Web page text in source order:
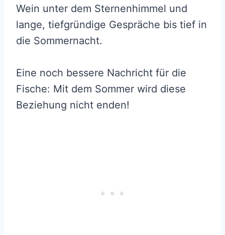
Wein unter dem Sternenhimmel und
lange, tiefgründige Gespräche bis tief in
die Sommernacht.
Eine noch bessere Nachricht für die
Fische: Mit dem Sommer wird diese
Beziehung nicht enden!